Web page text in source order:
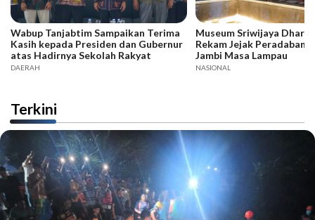
Wabup Tanjabtim Sampaikan Terima
Kasih kepada Presiden dan Gubernur
atas Hadirnya Sekolah Rakyat
DAERAH
Museum Sriwijaya
Rekam Jejak Peradaban
Jambi Masa Lampau
NASIONAL
Terkini